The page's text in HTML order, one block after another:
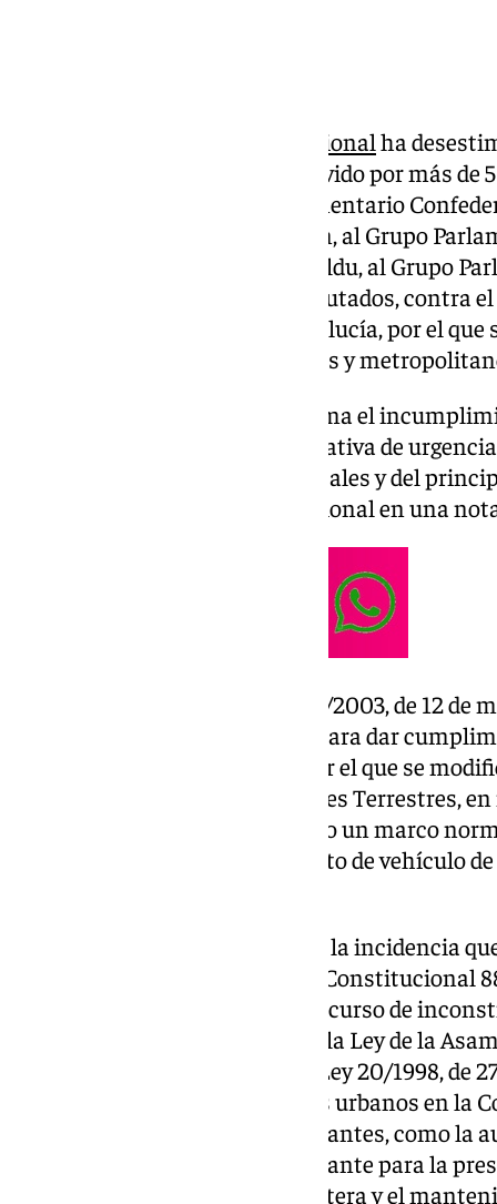
Tribunal Constitucionalha
de inconstitucionalidad promovido por más de
pertenecientes al Grupo Parlamentario
Comú Podem-Galicia en Común, al Grupo
Parlamentario Euskal Herria Bildu, al Grupo
Mixto en el Congreso de los Diputados, contra
septiembre, de la Junta de Andalucía, por el
de mayo, de transportes urbanos y
Este recurso imputaba a la norma el
habilitante de la potestad legislativa de
local, de las competencias estatales y del
detallado el Tribunal Constitucional en una
El Decreto-ley modifica la Ley 2/2003, de 12 de
metropolitanos en Andalucía, para dar
13/2018, de 28 de septiembre por el que se
de Ordenación de los Transportes Terrestres,
vehículos con conductor, fijando un marco
autorizaciones de arrendamiento de vehículo
El Tribunal empieza anunciado la incidencia
tener la sentencia del Tribunal Constitucional
desestimó en su integridad el recurso de
los mismos recurrentes contra la Ley de la
junio, por la que se modifica la Ley 20/1998, de
coordinación de los transportes urbanos en la
se analizaron cuestiones semejantes, como
autonómica como título habilitante para la
transporte de viajeros por carretera y el